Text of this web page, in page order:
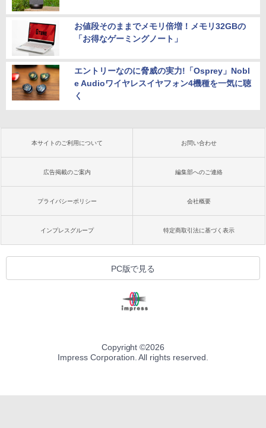
お値段そのままでメモリ倍増！メモリ32GBの
「お得なゲーミングノート」
エントリーなのに脅威の実力!「Osprey」Nobl
e Audioワイヤレスイヤフォン4機種を一気に聴
く
本サイトのご利用について お問い合わせ
広告掲載のご案内 編集部へのご連絡
プライバシーポリシー 会社概要
インプレスグループ 特定商取引法に基づく表示
PC版で見る
Copyright ©2026
Impress Corporation. All rights reserved.